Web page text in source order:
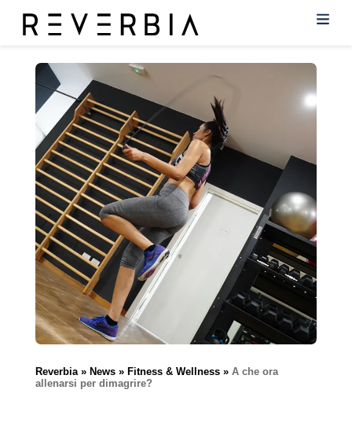
Reverbia News Fitness & Wellness
A che ora
allenarsi per dimagrire?